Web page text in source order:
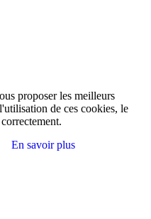
proposer les meilleurs
de ces cookies, le
En savoir plus